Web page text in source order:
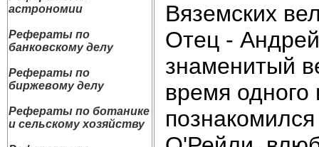
астрономии
Рефераты по
банковскому делу
Рефераты по
биржевому делу
Рефераты по ботанике
и сельскому хозяйству
Вяземских
Отец -
знаменитый
время одного